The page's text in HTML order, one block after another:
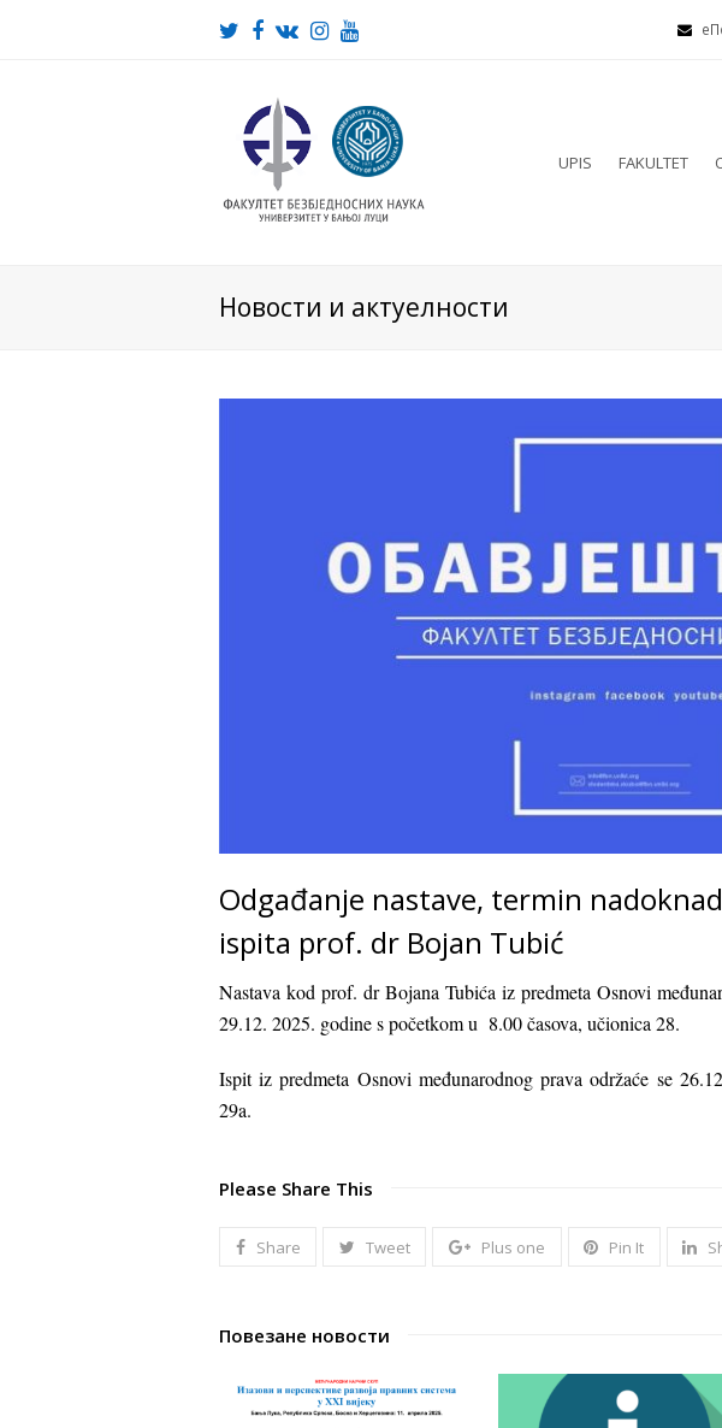
Twitter
Facebook
VKInstagram
Youtube
UPIS FAKULTET
Новости и актуелности
Odgađanje nastave, termin
ispita prof. dr Bojan Tubić
Nastava kod prof. dr Bojana Tubića iz predmeta Osnovi
29.12. 2025. godine s početkom u 8.00 časova, učionica 28.
Ispit iz predmeta Osnovi međunarodnog prava održaće se
29a.
Please Share This
Share Tweet Plus one Pin It
Повезане новости